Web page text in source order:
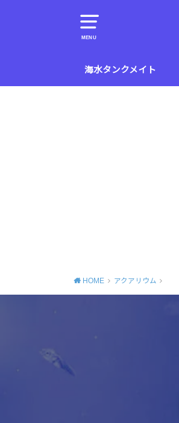
MENU
海水タンクメイト
HOME アクアリウム